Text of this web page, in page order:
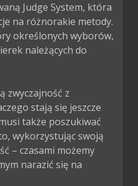
Judge System, która
na różnorakie metody.
określonych wyborów,
należących do
zwyczajność z
stają się jeszcze
także poszukiwać
wykorzystując swoją
– czasami możemy
narazić się na